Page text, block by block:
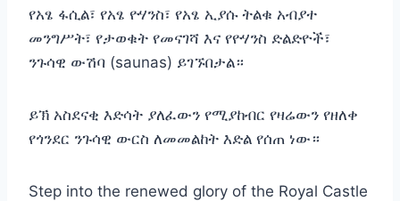
የአፄ ፋሲል፣ የአፄ ዮሃንስ፣ የአፄ ኢያሱ ትልቁ አብያተ
መንግሥት፣ የታወቁት የመናገሻ እና የዮሃንስ ድልድዮች፣
ንጉሳዊ ውሽባ (saunas) ይገኙበታል።
ይኽ አስደናቂ እድሳት ያለፈውን የሚያከብር የዛሬውን የዘለቀ
የጎንደር ንጉሳዊ ውርስ ለመመልከት እድል የሰጠ ነው።
Step into the renewed glory of the Royal Castle